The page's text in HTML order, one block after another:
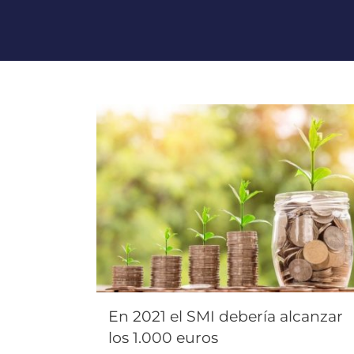
En 2021 el SMI debería alcanzar
los 1.000 euros